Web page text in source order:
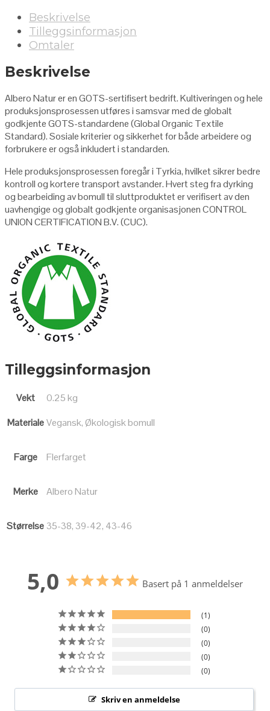
Beskrivelse
Tilleggsinformasjon
Omtaler
Beskrivelse
Albero Natur er en GOTS-sertifisert bedrift. Kultiveringen og hele
produksjonsprosessen utføres i samsvar med de globalt
godkjente GOTS-standardene (Global Organic Textile
Standard). Sosiale kriterier og sikkerhet for både arbeidere og
forbrukere er også inkludert i standarden.
Hele produksjonsprosessen foregår i Tyrkia, hvilket sikrer bedre
kontroll og kortere transport avstander. Hvert steg fra dyrking
og bearbeiding av bomull til sluttproduktet er verifisert av den
uavhengige og globalt godkjente organisasjonen CONTROL
UNION CERTIFICATION B.V. (CUC).
Tilleggsinformasjon
Vekt
0.25 kg
Materiale Vegansk, Økologisk bomull
Farge Flerfarget
Merke Albero Natur
Størrelse 35-38, 39-42, 43-46
5,0 Basert på 1 anmeldelser
1
0
0
0
0
Skriv en anmeldelse